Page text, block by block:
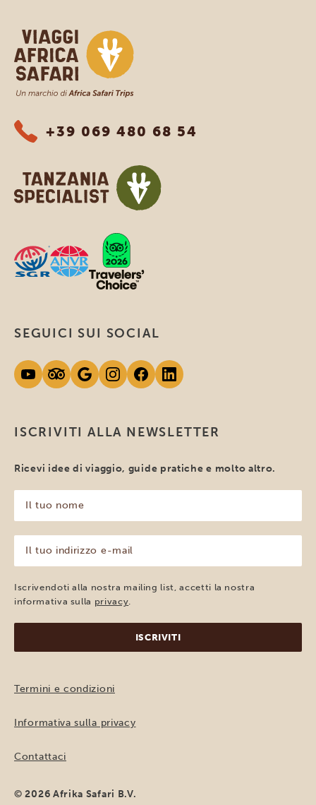
Viaggi Africa Safari
+39 069 480 68 54
ISCRIVITI ALLA NEWSLETTER
Ricevi idee di viaggio, guide pratiche e molto altro.
tuo
nome
(Obbligatorio)
tuo
indirizzo
e-
mail
Iscrivendoti alla nostra mailing list, accetti la nostra
informativa sulla privacy
SEGUICI SUI SOCIAL
Termini e condizioni
Informativa sulla privacy
Contattaci
© 2026 Afrika Safari B.V.